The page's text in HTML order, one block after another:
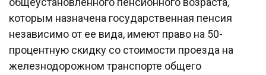
которым назначена государственная пенсия
независимо от ее вида, имеют право на 50-
процентную скидку со стоимости проезда на
железнодорожном транспорте общего